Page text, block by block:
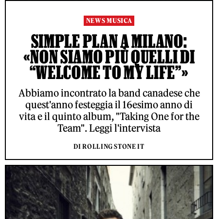
NEWS MUSICA
SIMPLE PLAN A MILANO:
«NON SIAMO PIÙ QUELLI DI
“WELCOME TO MY LIFE”»
Abbiamo incontrato la band canadese che
quest'anno festeggia il 16esimo anno di
vita e il quinto album, "Taking One for the
Team". Leggi l'intervista
DI ROLLING STONE IT